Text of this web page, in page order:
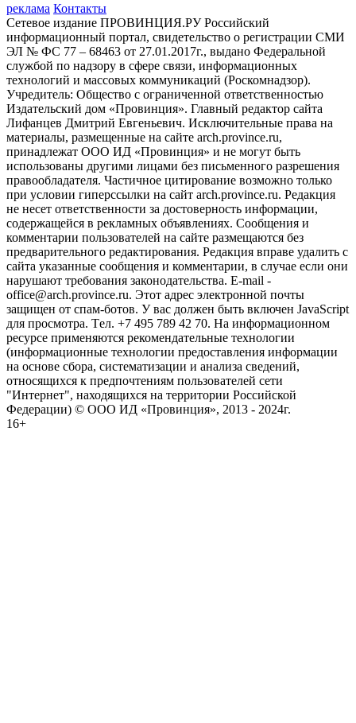
реклама Контакты
Сетевое издание ПРОВИНЦИЯ.РУ Российский
информационный портал, свидетельство о регистрации СМИ
ЭЛ № ФС 77 – 68463 от 27.01.2017г., выдано Федеральной
службой по надзору в сфере связи, информационных
технологий и массовых коммуникаций (Роскомнадзор).
Учредитель: Общество с ограниченной ответственностью
Издательский дом «Провинция». Главный редактор сайта
Лифанцев Дмитрий Евгеньевич. Исключительные права на
материалы, размещенные на сайте arch.province.ru,
принадлежат ООО ИД «Провинция» и не могут быть
использованы другими лицами без письменного разрешения
правообладателя. Частичное цитирование возможно только
при условии гиперссылки на сайт arch.province.ru. Редакция
не несет ответственности за достоверность информации,
содержащейся в рекламных объявлениях. Сообщения и
комментарии пользователей на сайте размещаются без
предварительного редактирования. Редакция вправе удалить с
сайта указанные сообщения и комментарии, в случае если они
нарушают требования законодательства. E-mail -
office@arch.province.ru. Этот адрес электронной почты
защищен от спам-ботов. У вас должен быть включен JavaScript
для просмотра. Tел. +7 495 789 42 70. На информационном
ресурсе применяются рекомендательные технологии
(информационные технологии предоставления информации
на основе сбора, систематизации и анализа сведений,
относящихся к предпочтениям пользователей сети
"Интернет", находящихся на территории Российской
Федерации) © ООО ИД «Провинция», 2013 - 2024г.
16+